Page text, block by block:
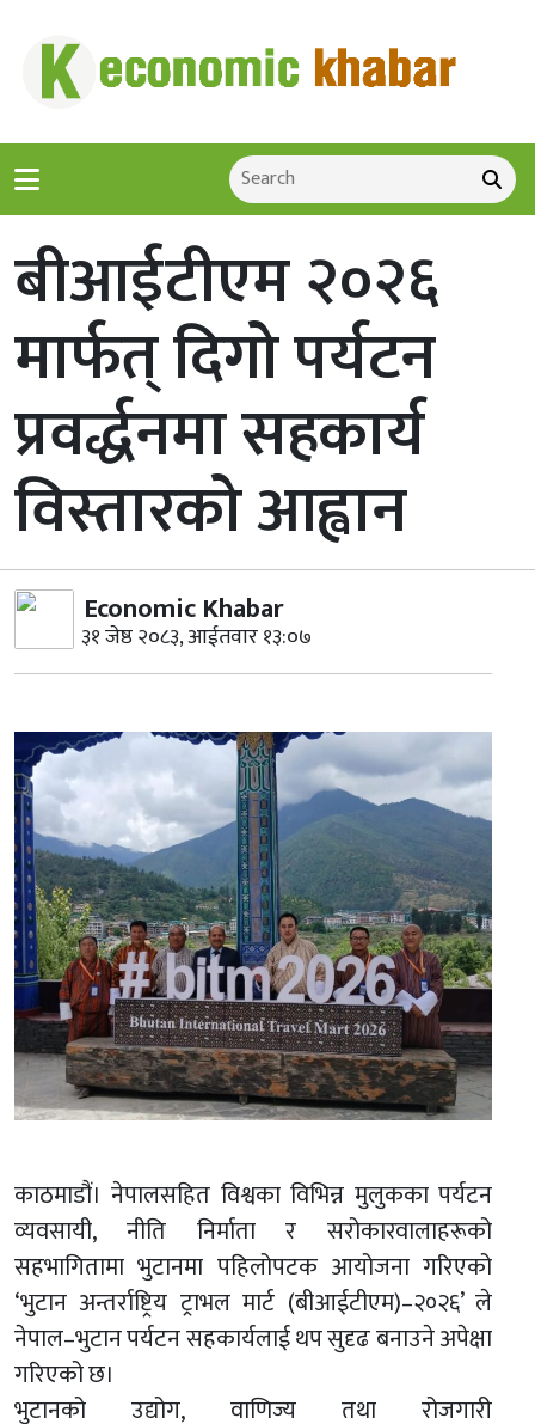
बीआईटीएम २०२६
मार्फत् दिगो पर्यटन
प्रवर्द्धनमा सहकार्य
विस्तारको आह्वान
Economic Khabar
३१ जेष्ठ २०८३, आईतवार १३:०७
काठमाडौं। नेपालसहित विश्वका विभिन्न मुलुकका पर्यटन
व्यवसायी, नीति निर्माता र सरोकारवालाहरूको
सहभागितामा भुटानमा पहिलोपटक आयोजना गरिएको
‘भुटान अन्तर्राष्ट्रिय ट्राभल मार्ट (बीआईटीएम)–२०२६’ ले
नेपाल–भुटान पर्यटन सहकार्यलाई थप सुदृढ बनाउने अपेक्षा
गरिएको छ।
भुटानको उद्योग, वाणिज्य तथा रोजगारी